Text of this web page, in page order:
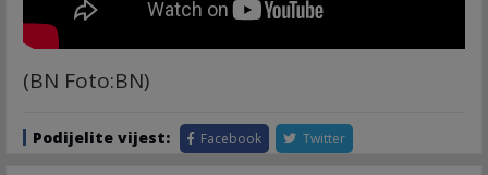
(BN Foto:BN)
Podijelite vijest: Facebook Twitter